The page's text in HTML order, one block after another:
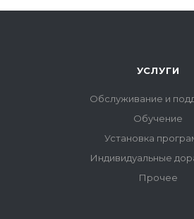
УСЛУГИ
Обслуживание и
Обучение
Установка
Индивидуальные
Прочее